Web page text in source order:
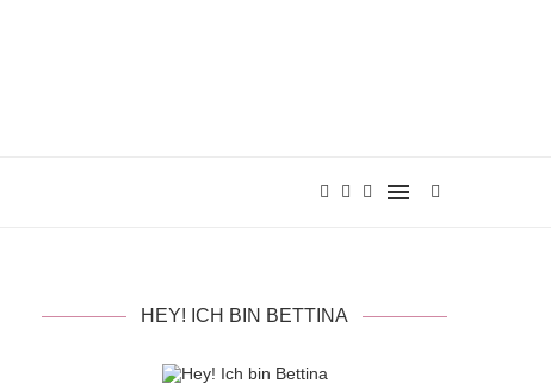
HEY! ICH BIN BETTINA